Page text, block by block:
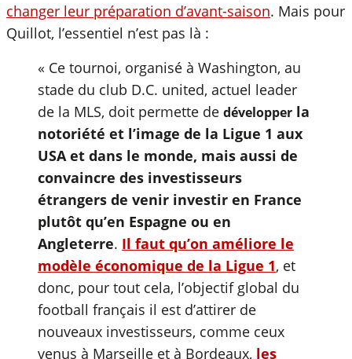
changer leur préparation d’avant-saison. Mais pour
Quillot, l’essentiel n’est pas là :
« Ce tournoi, organisé à Washington, au
stade du club D.C. united, actuel leader
de la MLS, doit permette de développer la
notoriété et l’image de la Ligue 1 aux
USA et dans le monde, mais aussi de
convaincre des investisseurs
étrangers de venir investir en France
plutôt qu’en Espagne ou en
Angleterre. Il faut qu’on améliore le
modèle économique de la Ligue 1, et
donc, pour tout cela, l’objectif global du
football français il est d’attirer de
nouveaux investisseurs, comme ceux
venus à Marseille et à Bordeaux, les